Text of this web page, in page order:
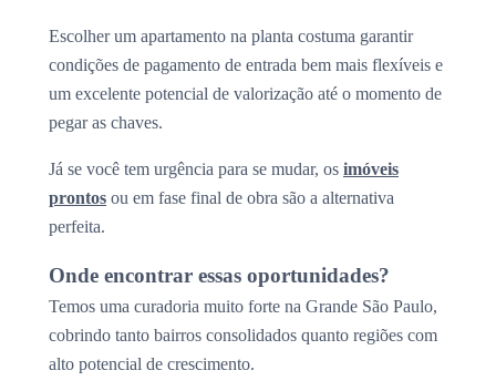
Escolher um apartamento na planta costuma garantir
condições de pagamento de entrada bem mais flexíveis e
um excelente potencial de valorização até o momento de
pegar as chaves.
Já se você tem urgência para se mudar, os imóveis
prontos ou em fase final de obra são a alternativa
perfeita.
Onde encontrar essas oportunidades?
Temos uma curadoria muito forte na Grande São Paulo,
cobrindo tanto bairros consolidados quanto regiões com
alto potencial de crescimento.